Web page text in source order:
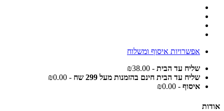
אפשרויות איסוף ומשלוח
שליח עד הבית - ₪38.00
שליח עד הבית חינם בהזמנות מעל 299 שח
- ₪0.00
איסוף - ₪0.00
אודות